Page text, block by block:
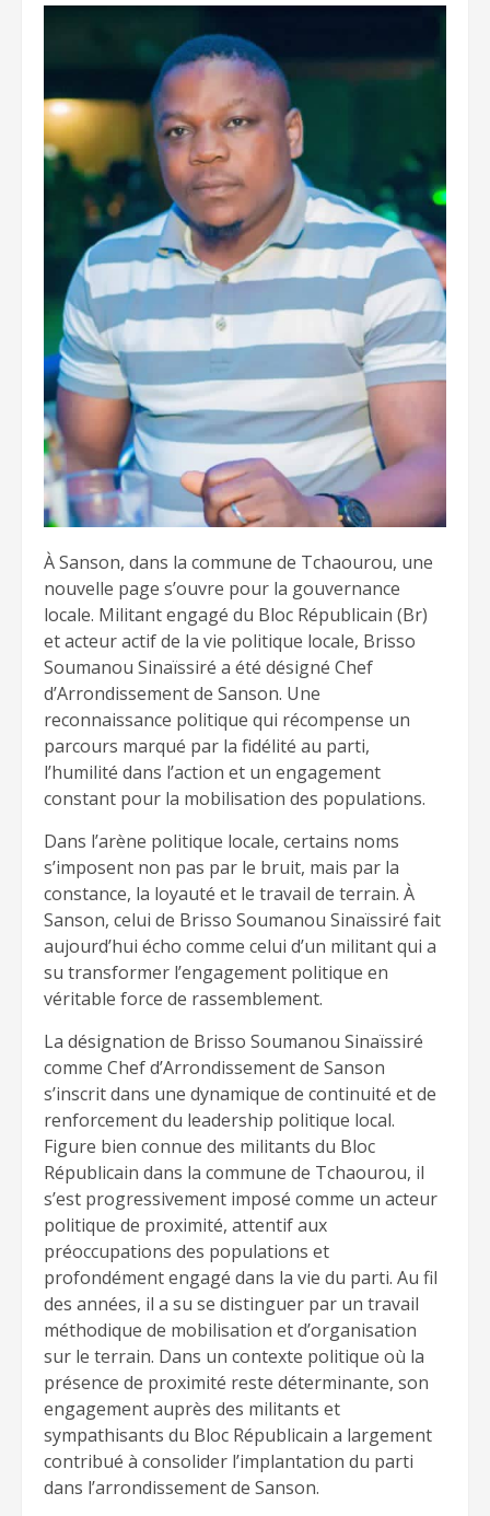
À Sanson, dans la commune de Tchaourou, une
nouvelle page s’ouvre pour la gouvernance
locale. Militant engagé du Bloc Républicain (Br)
et acteur actif de la vie politique locale, Brisso
Soumanou Sinaïssiré a été désigné Chef
d’Arrondissement de Sanson. Une
reconnaissance politique qui récompense un
parcours marqué par la fidélité au parti,
l’humilité dans l’action et un engagement
constant pour la mobilisation des populations.
Dans l’arène politique locale, certains noms
s’imposent non pas par le bruit, mais par la
constance, la loyauté et le travail de terrain. À
Sanson, celui de Brisso Soumanou Sinaïssiré fait
aujourd’hui écho comme celui d’un militant qui a
su transformer l’engagement politique en
véritable force de rassemblement.
La désignation de Brisso Soumanou Sinaïssiré
comme Chef d’Arrondissement de Sanson
s’inscrit dans une dynamique de continuité et de
renforcement du leadership politique local.
Figure bien connue des militants du Bloc
Républicain dans la commune de Tchaourou, il
s’est progressivement imposé comme un acteur
politique de proximité, attentif aux
préoccupations des populations et
profondément engagé dans la vie du parti. Au fil
des années, il a su se distinguer par un travail
méthodique de mobilisation et d’organisation
sur le terrain. Dans un contexte politique où la
présence de proximité reste déterminante, son
engagement auprès des militants et
sympathisants du Bloc Républicain a largement
contribué à consolider l’implantation du parti
dans l’arrondissement de Sanson.